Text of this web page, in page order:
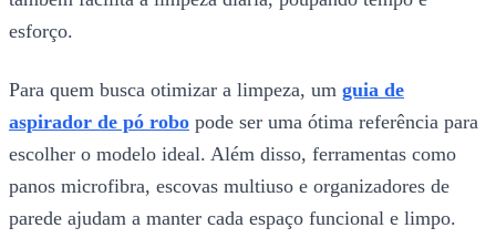
esforço.
Para quem busca otimizar a limpeza, um guia de
aspirador de pó robo pode ser uma ótima referência para
escolher o modelo ideal. Além disso, ferramentas como
panos microfibra, escovas multiuso e organizadores de
parede ajudam a manter cada espaço funcional e limpo.